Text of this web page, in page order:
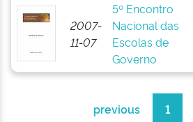
2007-
11-07
5º Encontro
Nacional das
Escolas de
Governo
previous 1